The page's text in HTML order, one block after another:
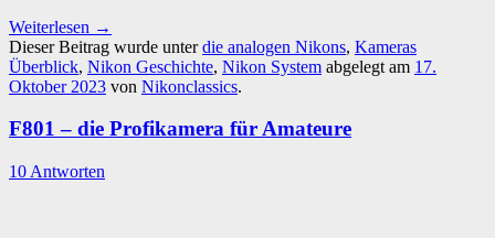
Weiterlesen →
Dieser Beitrag wurde unterdie analogen Nikons, Kameras
Überblick, Nikon Geschichte, Nikon System abgelegt am 17.
Oktober 2023 von Nikonclassics.
F801 – die Profikamera für Amateure
10 Antworten